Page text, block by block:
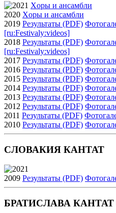
2021 Xоры и ансамбли
2020 Xоры и ансамбли
2019 Результаты (PDF)
[ru:Festivaly:videos]
2018 Результаты (PDF)
[ru:Festivaly:videos]
2017 Результаты (PDF)
2016 Результаты (PDF)
2015 Результаты (PDF)
2014 Результаты (PDF)
2013 Результаты (PDF)
2012 Результаты (PDF)
2011 Результаты (PDF)
2010 Результаты (PDF)
СЛОВАКИЯ КАНТАТ
2021
2009 Результаты (PDF)
БРАТИСЛАВА КАНТАТ